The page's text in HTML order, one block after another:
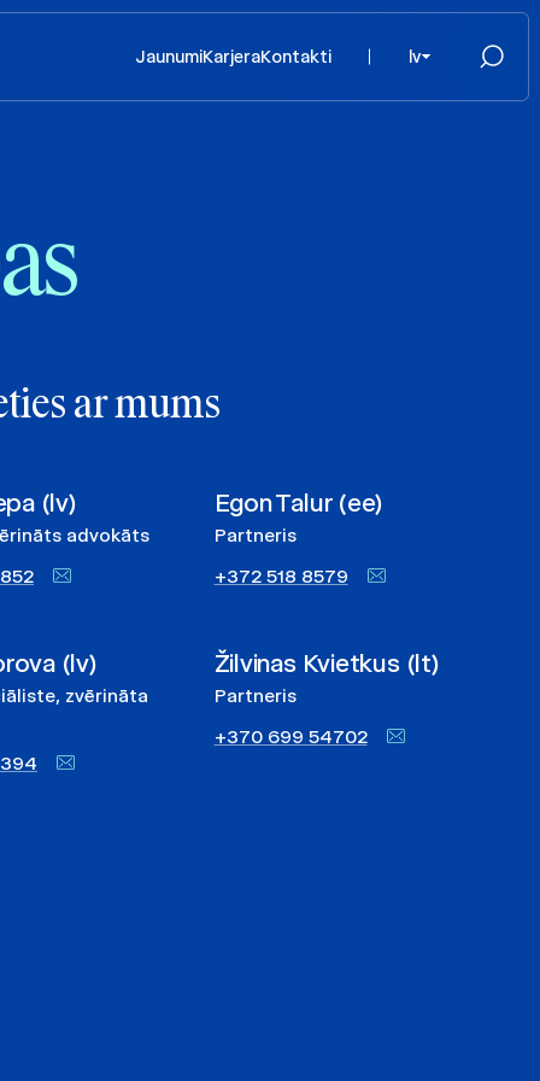
JaunumiKarjeraKontakti lv
ar mums
(lv)
advokāts
(lv)
zvērināta
Egon Talur (ee)
Partneris
+372 518 8579
Žilvinas Kvietkus (lt)
Partneris
+370 699 54702